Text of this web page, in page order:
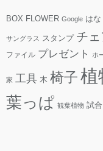
BOX FLOWER Google はな
サングラス スタンプ チ
ファイル プレゼント ホ
家 工具 木 椅子植
葉っぱ 観葉植物 試合